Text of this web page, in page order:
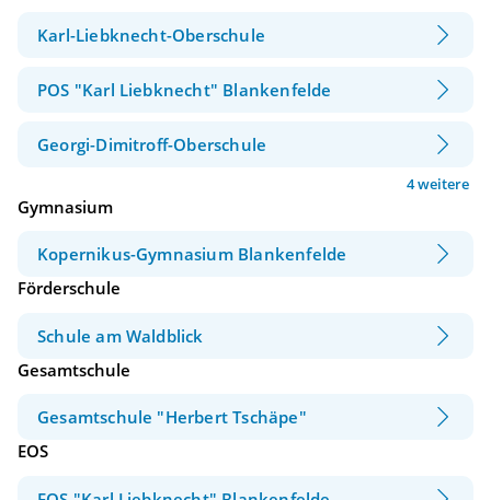
Karl-Liebknecht-Oberschule
POS "Karl Liebknecht" Blankenfelde
Georgi-Dimitroff-Oberschule
4 weitere
Gymnasium
Kopernikus-Gymnasium Blankenfelde
Förderschule
Schule am Waldblick
Gesamtschule
Gesamtschule "Herbert Tschäpe"
EOS